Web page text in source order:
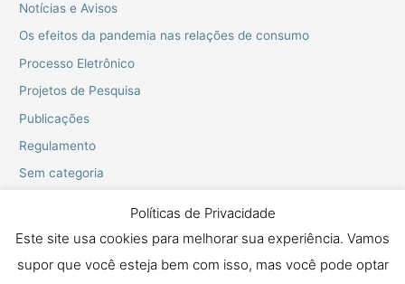
Notícias e Avisos
Os efeitos da pandemia nas relações de consumo
Processo Eletrônico
Projetos de Pesquisa
Publicações
Regulamento
Sem categoria
Copyright © 2026 Mestrado e Doutorado em Proteção dos Direitos
Políticas de Privacidade
Este site usa cookies para melhorar sua experiência. Vamos
supor que você esteja bem com isso, mas você pode optar